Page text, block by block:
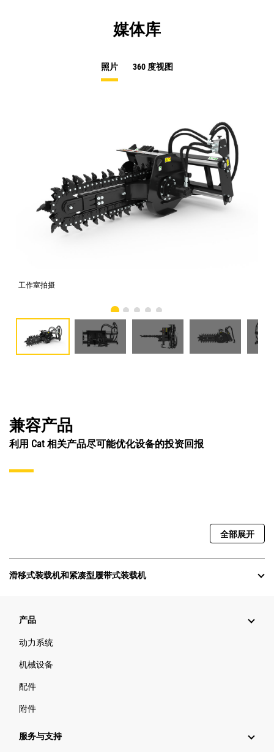
媒体库
照片 360 度视图
工作室拍摄
兼容产品
利用 Cat 相关产品尽可能优化设备的投资回报
全部展开
滑移式装载机和紧凑型履带式装载机
产品
动力系统
机械设备
配件
附件
服务与支持